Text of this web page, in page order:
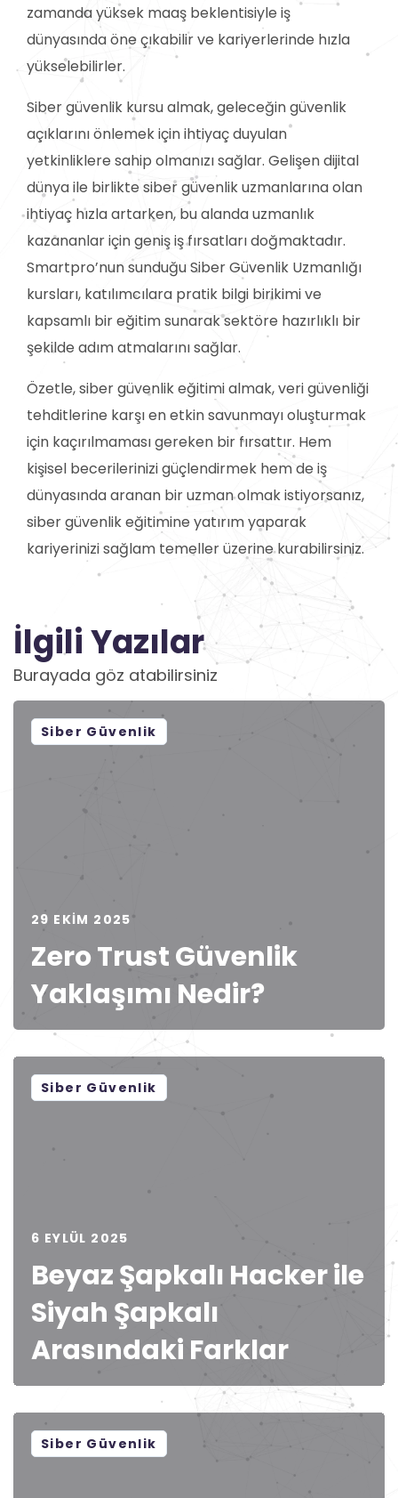
zamanda yüksek maaş beklentisiyle iş
dünyasında öne çıkabilir ve kariyerlerinde hızla
yükselebilirler.
Siber güvenlik kursu almak, geleceğin güvenlik
açıklarını önlemek için ihtiyaç duyulan
yetkinliklere sahip olmanızı sağlar. Gelişen dijital
dünya ile birlikte siber güvenlik uzmanlarına olan
ihtiyaç hızla artarken, bu alanda uzmanlık
kazananlar için geniş iş fırsatları doğmaktadır.
Smartpro’nun sunduğu Siber Güvenlik Uzmanlığı
kursları, katılımcılara pratik bilgi birikimi ve
kapsamlı bir eğitim sunarak sektöre hazırlıklı bir
şekilde adım atmalarını sağlar.
Özetle, siber güvenlik eğitimi almak, veri güvenliği
tehditlerine karşı en etkin savunmayı oluşturmak
için kaçırılmaması gereken bir fırsattır. Hem
kişisel becerilerinizi güçlendirmek hem de iş
dünyasında aranan bir uzman olmak istiyorsanız,
siber güvenlik eğitimine yatırım yaparak
kariyerinizi sağlam temeller üzerine kurabilirsiniz.
İlgili Yazılar
Burayada göz atabilirsiniz
Siber Güvenlik
29 EKIM 2025
Zero Trust Güvenlik
Yaklaşımı Nedir?
Siber Güvenlik
6 EYLÜL 2025
Beyaz Şapkalı Hacker ile
Siyah Şapkalı
Arasındaki Farklar
Siber Güvenlik